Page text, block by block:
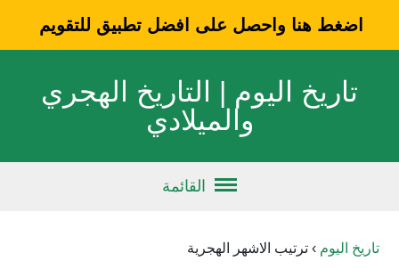
تاريخ اليوم | التاريخ الهجري
والميلادي
القائمة
تاريخ اليوم › ترتيب الاشهر الهجرية
اضغط هنا واحصل على افضل تطبيق للتقويم